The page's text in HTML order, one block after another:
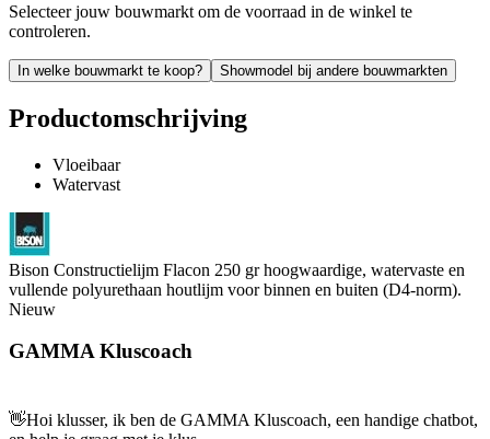
Selecteer jouw bouwmarkt om de voorraad in de winkel te
controleren.
In welke bouwmarkt te koop? Showmodel bij andere bouwmarkten
Productomschrijving
Vloeibaar
Watervast
Bison Constructielijm Flacon 250 gr hoogwaardige, watervaste en
vullende polyurethaan houtlijm voor binnen en buiten (D4-norm).
Nieuw
GAMMA Kluscoach
👋Hoi klusser, ik ben de GAMMA Kluscoach, een handige chatbot,